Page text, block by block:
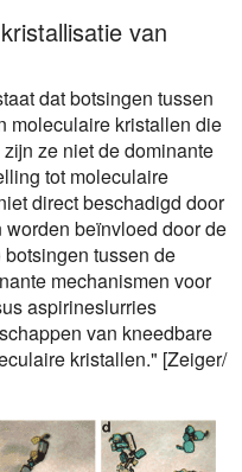
van
dat botsingen tussen
moleculaire kristallen die
ze niet de dominante
tot moleculaire
direct beschadigd door
beïnvloed door de
tussen de
mechanismen voor
aspirineslurries
van kneedbare
kristallen." [Zeiger/